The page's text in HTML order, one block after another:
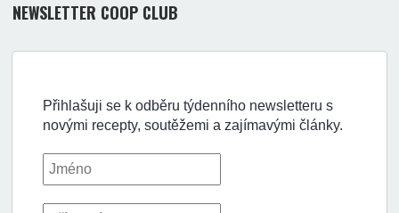
NEWSLETTER COOP CLUB